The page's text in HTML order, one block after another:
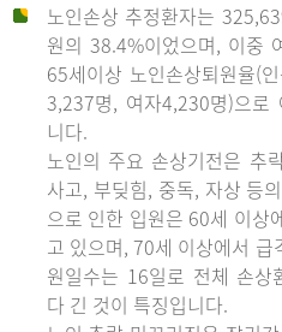
노인손상 추정환자는
원의 38.4%이었으며, 이중
65세이상 노인손상퇴원율(
3,237명, 여자4,230명)으로
니다.
노인의 주요 손상기전은 추
사고, 부딪힘, 중독, 자상 등
으로 인한 입원은 60세 이상
고 있으며, 70세 이상에서 급
원일수는 16일로 전체 손상
다 긴 것이 특징입니다.